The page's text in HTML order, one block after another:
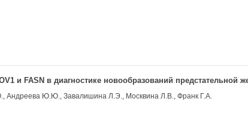
и FASN в диагностике новообразований предстательной
Андреева Ю.Ю., Завалишина Л.Э., Москвина Л.В., Франк Г.А.